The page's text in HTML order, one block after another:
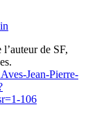
de SF,
Jean-Pierre-
106